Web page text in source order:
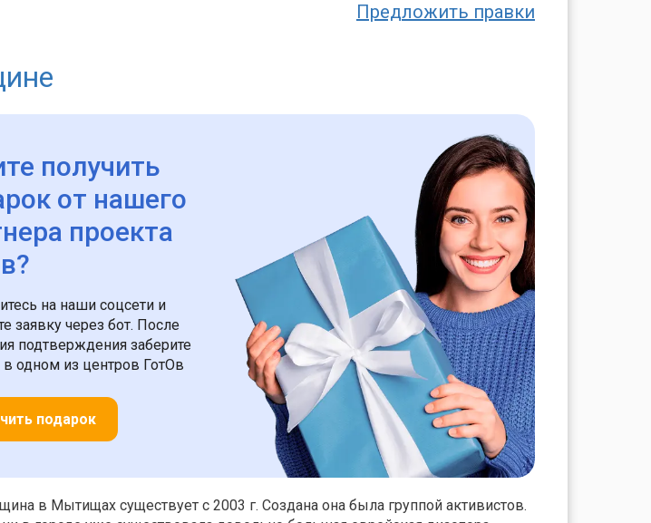
Предложить правки
получить
от нашего
проекта
на наши соцсети и
заявку через бот. После
подтверждения заберите
в одном из центров ГотОв
подарок
в Мытищах существует с 2003 г. Создана она была группой активистов.